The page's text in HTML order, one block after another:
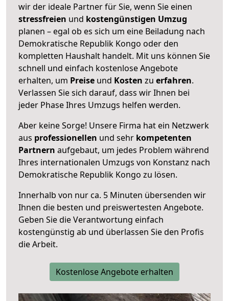
wir der ideale Partner für Sie, wenn Sie einen
stressfreien und kostengünstigen Umzug
planen – egal ob es sich um eine Beiladung nach
Demokratische Republik Kongo oder den
kompletten Haushalt handelt. Mit uns können Sie
schnell und einfach kostenlose Angebote
erhalten, um Preise und Kosten zu erfahren.
Verlassen Sie sich darauf, dass wir Ihnen bei
jeder Phase Ihres Umzugs helfen werden.
Aber keine Sorge! Unsere Firma hat ein Netzwerk
aus professionellen und sehr kompetenten
Partnern aufgebaut, um jedes Problem während
Ihres internationalen Umzugs von Konstanz nach
Demokratische Republik Kongo zu lösen.
Innerhalb von nur ca. 5 Minuten übersenden wir
Ihnen die besten und preiswertesten Angebote.
Geben Sie die Verantwortung einfach
kostengünstig ab und überlassen Sie den Profis
die Arbeit.
Kostenlose Angebote erhalten